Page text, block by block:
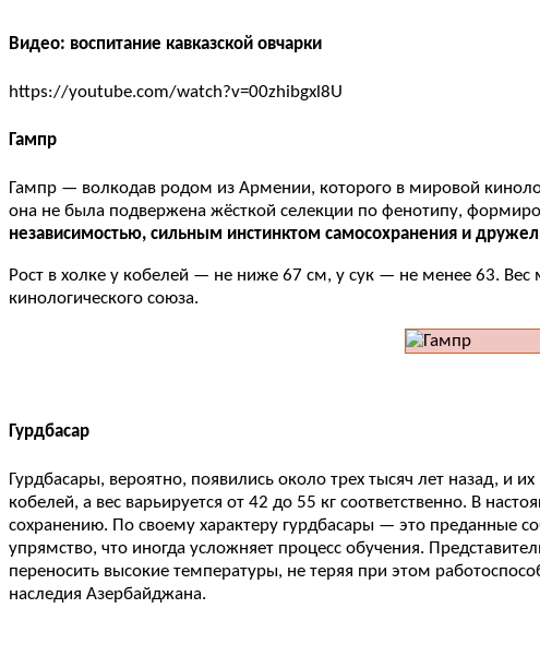
Видео: воспитание кавказской овчарки
https://youtube.com/watch?v=00zhibgxl8U
Гампр
Гампр — волкодав родом из Армении, которого в мировой
она не была подвержена жёсткой селекции по фенотипу,
независимостью, сильным инстинктом самосохранения и
Рост в холке у кобелей — не ниже 67 см, у сук — не менее 63.
кинологического союза.
Гурдбасар
Гурдбасары, вероятно, появились около трех тысяч лет назад, и
кобелей, а вес варьируется от 42 до 55 кг соответственно. В
сохранению. По своему характеру гурдбасары — это преданные
упрямство, что иногда усложняет процесс обучения.
переносить высокие температуры, не теряя при этом
наследия Азербайджана.